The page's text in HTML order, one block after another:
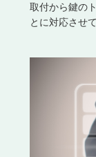
取付から鍵の
とに対応させ